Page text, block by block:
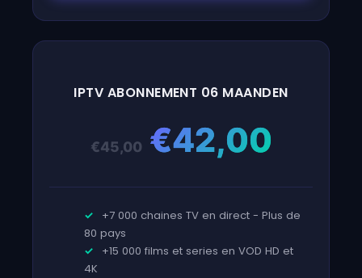
IPTV ABONNEMENT 06 MAANDEN
€45,00
prijs
was:
€42,00
prijs
is:
+7 000 chaines TV en direct - Plus de
80 pays
+15 000 films et series en VOD HD et
4K